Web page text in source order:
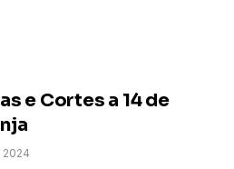
e Cortes a 14 de
2024